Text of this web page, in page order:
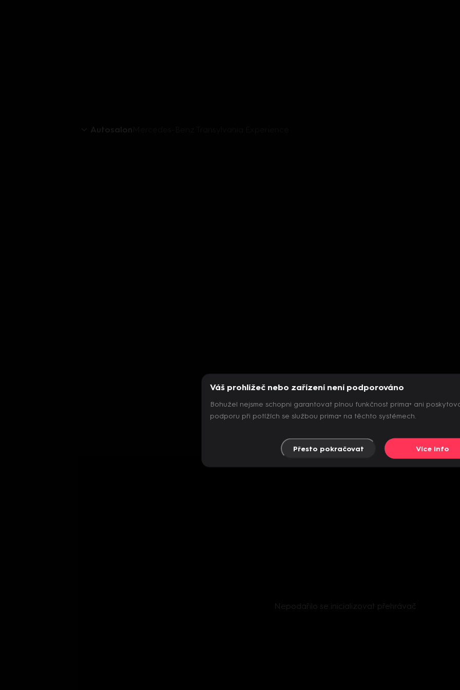
Nepodařilo se inicializovat přehrávač
Váš prohlížeč nebo zařízení není podporováno
Bohužel nejsme schopni garantovat plnou funkčnost prima+ ani
podporu při potížích se službou prima+ na těchto systémech.
Přesto pokračovat Více info